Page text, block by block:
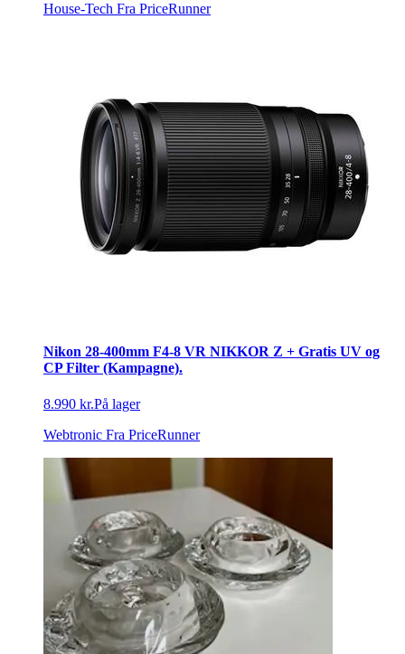
House-Tech Fra PriceRunner
Nikon 28-400mm F4-8 VR NIKKOR Z + Gratis UV og
CP Filter (Kampagne).
8.990 kr.På lager
Webtronic Fra PriceRunner